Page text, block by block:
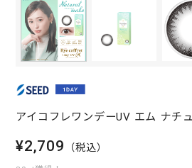
アイコフレワンデーUV エム ナチ
¥2,709 （税込）